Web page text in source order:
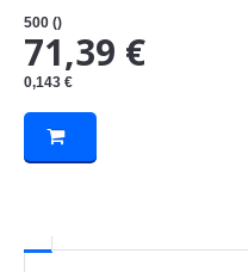
500 ()
71,39 €
0,143 €